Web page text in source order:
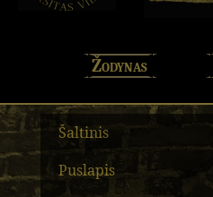
Žodynas
Šaltinis
Puslapis